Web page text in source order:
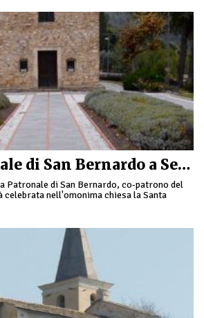
Festa patronale di San Bernardo a Seborga
Patronale di San Bernardo, co-patrono del
celebrata nell'omonima chiesa la Santa